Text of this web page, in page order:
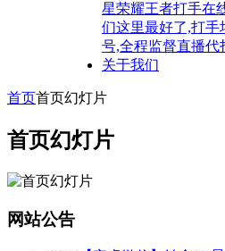
星荣耀王者打手在
们这里最好了,打手
号,全程监督直播代
关于我们
首页首页幻灯片
首页幻灯片
网站公告